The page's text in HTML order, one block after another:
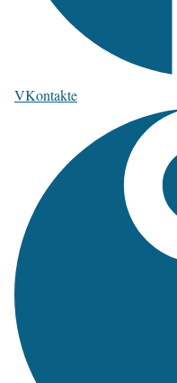
VKontakte